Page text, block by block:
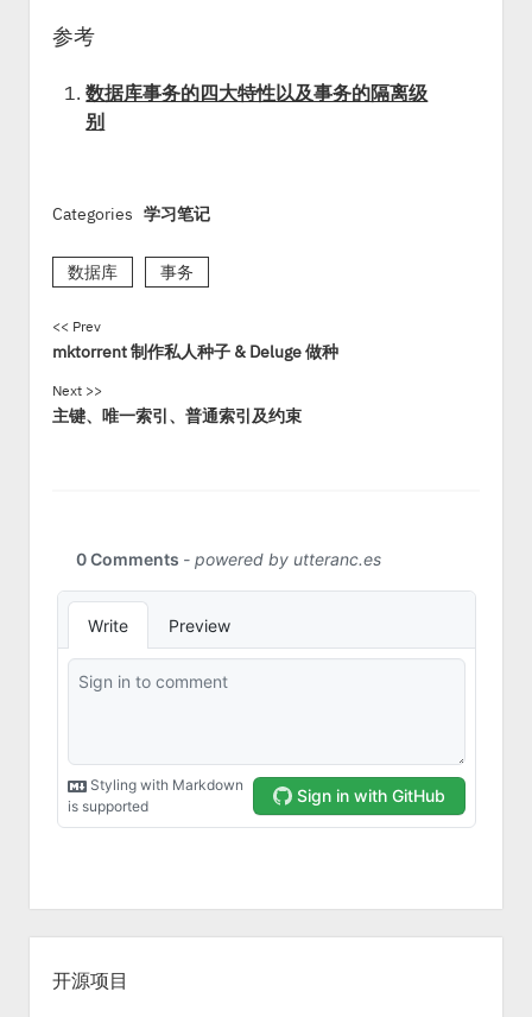
参考
数据库事务的四大特性以及事务的隔离级
别
Categories 学习笔记
数据库 事务
<< Prev
mktorrent 制作私人种子 & Deluge 做种
Next >>
主键、唯一索引、普通索引及约束
开源项目